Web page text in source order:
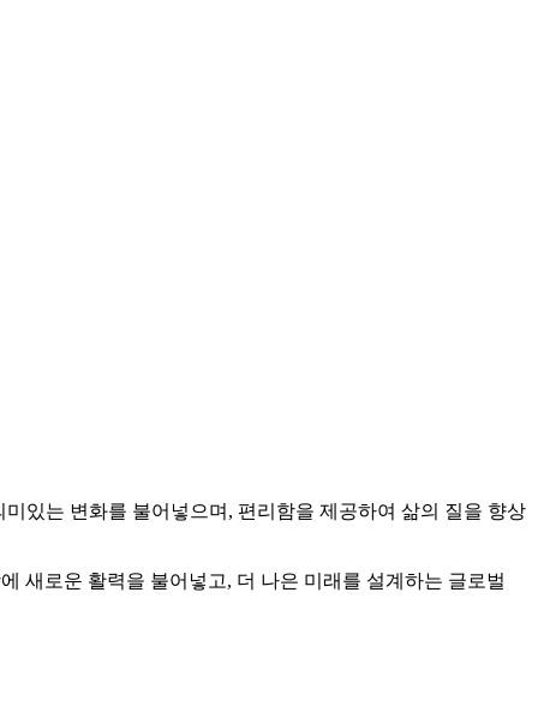
있는 변화를 불어넣으며, 편리함을 제공하여 삶의 질을 향상
새로운 활력을 불어넣고, 더 나은 미래를 설계하는 글로벌